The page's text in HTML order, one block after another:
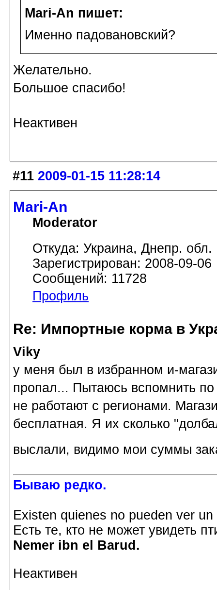
Mari-An пишет:
Именно падовановский?
Желательно.
Большое спасибо!
Неактивен
#11 2009-01-15 11:28:14
Mari-An
Moderator
Откуда: Украина, Днепр. обл.
Зарегистрирован: 2008-09-06
Сообщений: 11728
Профиль
Re: Импортные корма в
Viky
у меня был в избранном и-
пропал... Пытаюсь вспомнить
не работают с регионами.
бесплатная. Я их сколько
выслали, видимо мои суммы
Бываю редко.
Existen quienes no pueden ver
Есть те, кто не может увидеть
Nemer ibn el Barud.
Неактивен